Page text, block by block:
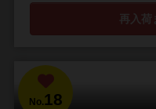
再入荷
No.18